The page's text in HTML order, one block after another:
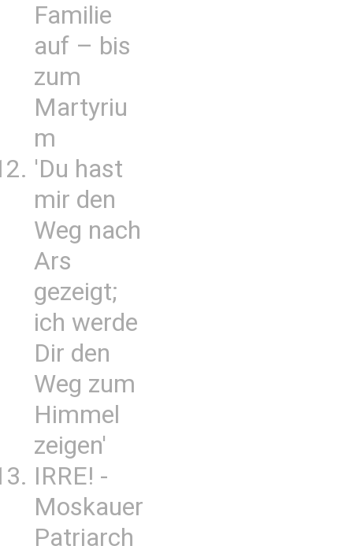
Familie
auf – bis
zum
Martyriu
m
'Du hast
mir den
Weg nach
Ars
gezeigt;
ich werde
Dir den
Weg zum
Himmel
zeigen'
IRRE! -
Moskauer
Patriarch